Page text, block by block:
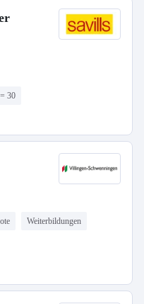
30
Weiterbildungen